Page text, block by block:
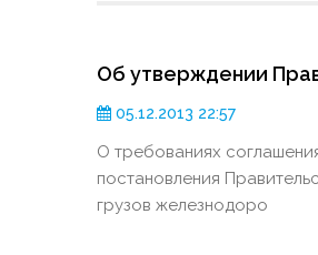
Об утверждении
05.12.2013 22:57
О требованиях
постановления
грузов железнодоро